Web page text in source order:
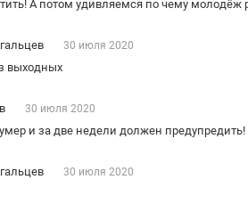
А потом удивляемся по чему молодёж
30 июля 2020
выходных
30 июля 2020
и за две недели должен предупредить!
30 июля 2020